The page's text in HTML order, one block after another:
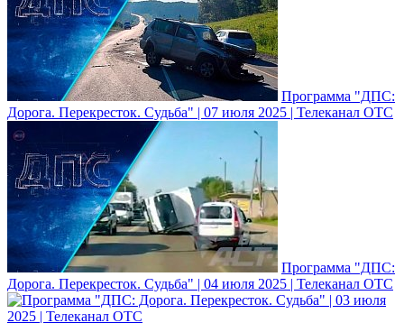
Программа "ДПС:
Дорога. Перекресток. Судьба" | 07 июля 2025 | Телеканал ОТС
Программа "ДПС:
Дорога. Перекресток. Судьба" | 04 июля 2025 | Телеканал ОТС